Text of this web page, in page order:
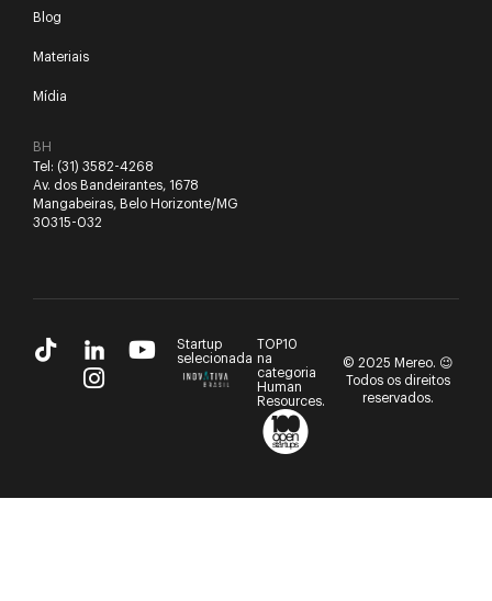
Blog
Materiais
Mídia
BH
Tel: (31) 3582-4268
Av. dos Bandeirantes, 1678
Mangabeiras, Belo Horizonte/MG
30315-032
TOP10
na
categoria
Human
Resources.
Startup
selecionada
© 2025 Mereo. 😉
Todos os direitos
reservados.